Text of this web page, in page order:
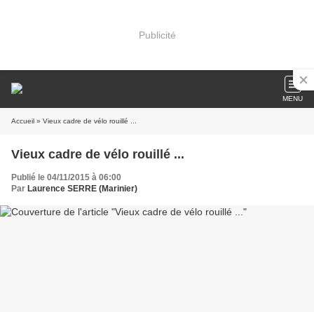
Publicité
MENU
Accueil » Vieux cadre de vélo rouillé ...
Vieux cadre de vélo rouillé ...
Publié le 04/11/2015 à 06:00
Par Laurence SERRE (Marinier)